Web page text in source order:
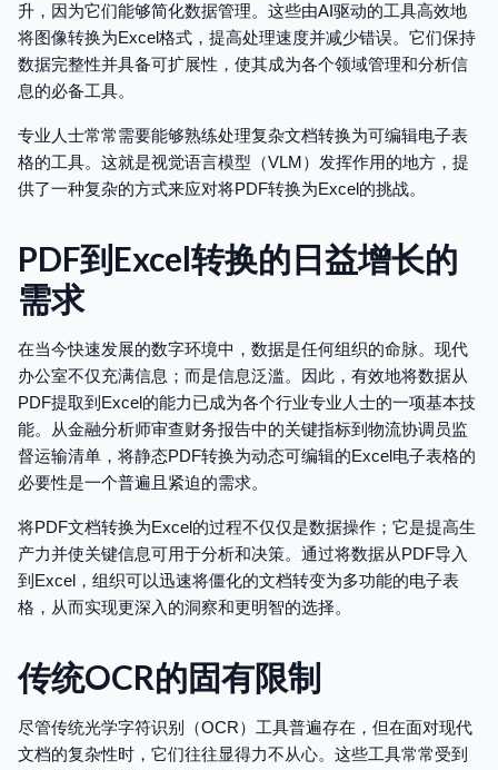
升，因为它们能够简化数据管理。这些由AI驱动的工具高效地
将图像转换为Excel格式，提高处理速度并减少错误。它们保持
数据完整性并具备可扩展性，使其成为各个领域管理和分析信
息的必备工具。
专业人士常常需要能够熟练处理复杂文档转换为可编辑电子表
格的工具。这就是视觉语言模型（VLM）发挥作用的地方，提
供了一种复杂的方式来应对将PDF转换为Excel的挑战。
PDF到Excel转换的日益增长的
需求
在当今快速发展的数字环境中，数据是任何组织的命脉。现代
办公室不仅充满信息；而是信息泛滥。因此，有效地将数据从
PDF提取到Excel的能力已成为各个行业专业人士的一项基本技
能。从金融分析师审查财务报告中的关键指标到物流协调员监
督运输清单，将静态PDF转换为动态可编辑的Excel电子表格的
必要性是一个普遍且紧迫的需求。
将PDF文档转换为Excel的过程不仅仅是数据操作；它是提高生
产力并使关键信息可用于分析和决策。通过将数据从PDF导入
到Excel，组织可以迅速将僵化的文档转变为多功能的电子表
格，从而实现更深入的洞察和更明智的选择。
传统OCR的固有限制
尽管传统光学字符识别（OCR）工具普遍存在，但在面对现代
文档的复杂性时，它们往往显得力不从心。这些工具常常受到